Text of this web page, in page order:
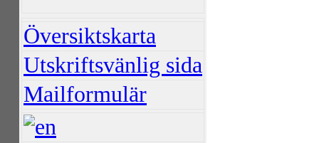
Översiktskarta
Utskriftsvänlig sida
Mailformulär